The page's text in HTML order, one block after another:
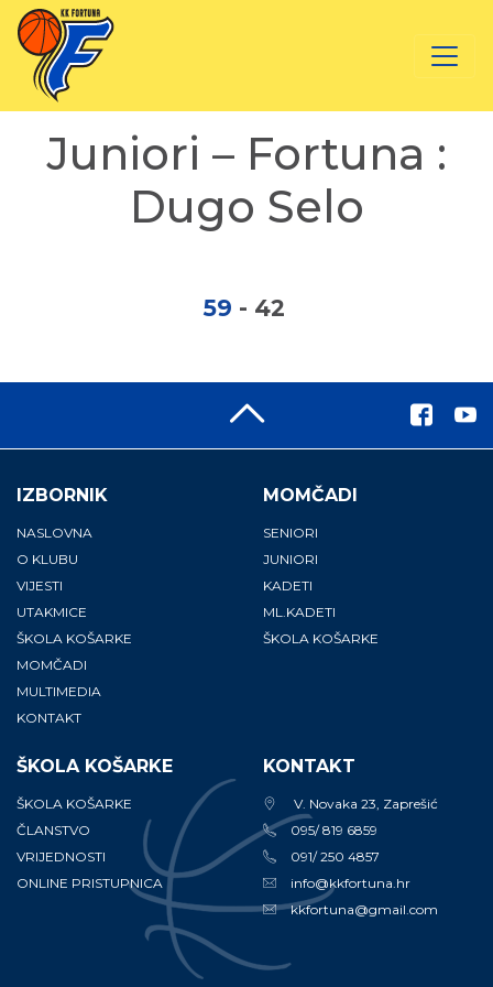
Juniori – Fortuna :
Dugo Selo
59 - 42
IZBORNIK
NASLOVNA
O KLUBU
VIJESTI
UTAKMICE
ŠKOLA KOŠARKE
MOMČADI
MULTIMEDIA
KONTAKT
MOMČADI
SENIORI
JUNIORI
KADETI
ML.KADETI
ŠKOLA KOŠARKE
ŠKOLA KOŠARKE
ŠKOLA KOŠARKE
ČLANSTVO
VRIJEDNOSTI
ONLINE PRISTUPNICA
KONTAKT
V. Novaka 23, Zaprešić
095/ 819 6859
091/ 250 4857
info@kkfortuna.hr
kkfortuna@gmail.com